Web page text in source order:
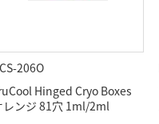
206O
Hinged Cryo Boxes
レンジ 81穴 1ml/2ml